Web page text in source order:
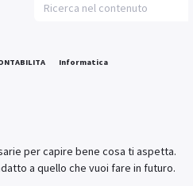
Informatica
per capire bene cosa ti aspetta.
a quello che vuoi fare in futuro.